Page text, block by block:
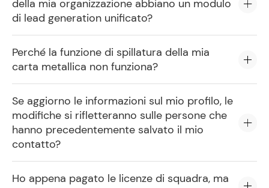
della mia organizzazione abbiano un modulo
di lead generation unificato?
Perché la funzione di spillatura della mia
carta metallica non funziona?
Se aggiorno le informazioni sul mio profilo, le
modifiche si rifletteranno sulle persone che
hanno precedentemente salvato il mio
contatto?
Ho appena pagato le licenze di squadra, ma